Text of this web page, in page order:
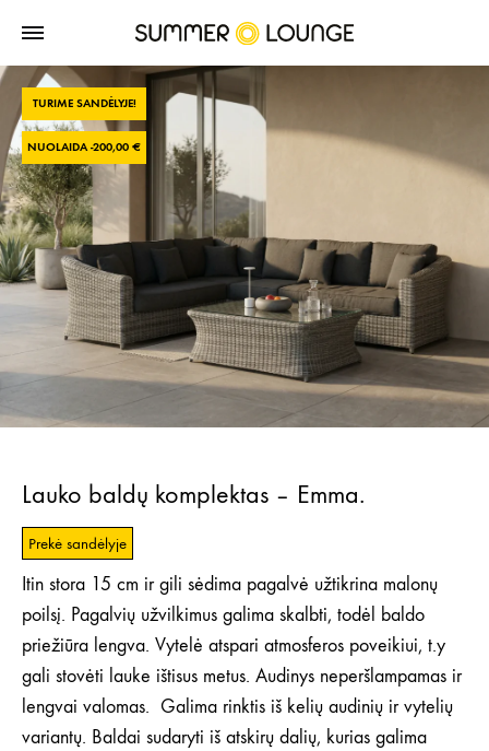
TURIME SANDĖLYJE!
NUOLAIDA -200,00 €
Lauko baldų komplektas – Emma.
Prekė sandėlyje
Itin stora 15 cm ir gili sėdima pagalvė užtikrina malonų
poilsį. Pagalvių užvilkimus galima skalbti, todėl baldo
priežiūra lengva. Vytelė atspari atmosferos poveikiui, t.y
gali stovėti lauke ištisus metus. Audinys neperšlampamas ir
lengvai valomas. Galima rinktis iš kelių audinių ir vytelių
variantų. Baldai sudaryti iš atskirų dalių, kurias galima